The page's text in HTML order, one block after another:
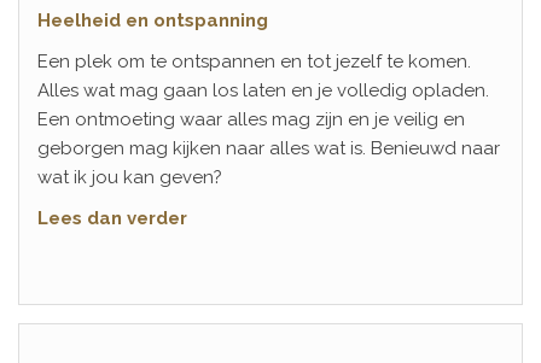
Heelheid en ontspanning
Een plek om te ontspannen en tot jezelf te komen.
Alles wat mag gaan los laten en je volledig opladen.
Een ontmoeting waar alles mag zijn en je veilig en
geborgen mag kijken naar alles wat is. Benieuwd naar
wat ik jou kan geven?
Lees dan verder